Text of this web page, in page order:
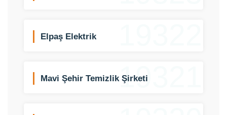
Elpaş Elektrik
19321
Mavi Şehir Temizlik Şirketi